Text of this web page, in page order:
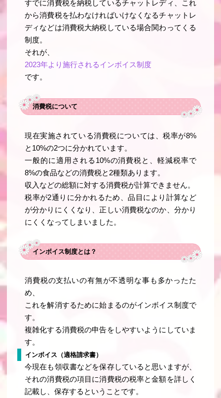
すでに消費税を納税しているチャットレディ、これ
から消費税を払わなければいけなくなるチャットレ
ディなどは消費税大納税している場合関わってくる
制度。
それが、
2023年より施行されるインボイス制度
です。
消費税について
現在実施されている消費税については、税率が8%
と10%の2つに分かれています。
一般的に適用される10%の消費税と、軽減税率で
8%の食品などの消費税と2種類あります。
収入などの総額に対する消費税が計算できません。
税率が2通りに分かれるため、品目により計算など
が分かりにくくなり、正しい消費税なのか、分かり
にくくなってしまいました。
インボイス制度とは？
消費税の支払いの有無が不透明な事も多かったた
め、
これを解消するために始まるのがインボイス制度で
す。
複雑化する消費税の申告をしやすいようにしていま
す。
インボイス（適格請求書）
今現在も領収書などを保存していると思いますが、
それの消費税の項目に消費税の税率と金額を詳しく
記載し、保存するということです。